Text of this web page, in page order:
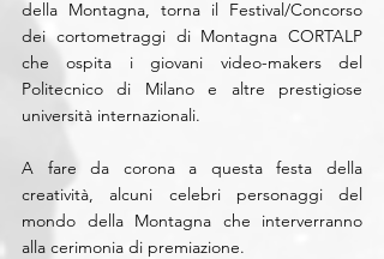
della Montagna, torna il Festival/Concorso
dei cortometraggi di Montagna CORTALP
che ospita i giovani video-makers del
Politecnico di Milano e altre prestigiose
università internazionali.
A fare da corona a questa festa della
creatività, alcuni celebri personaggi del
mondo della Montagna che interverranno
alla cerimonia di premiazione.